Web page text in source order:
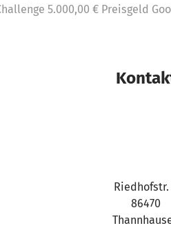
5.000,00 € Preisgeld
Riedhofstr.
86470